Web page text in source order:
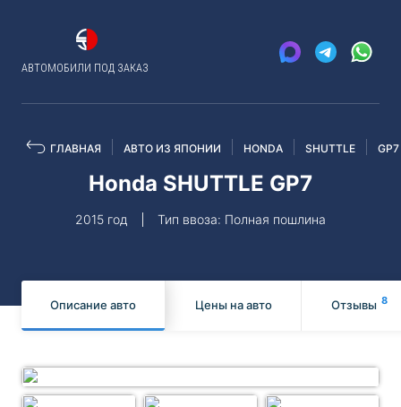
АВТОМОБИЛИ ПОД ЗАКАЗ
ГЛАВНАЯ АВТО ИЗ ЯПОНИИ HONDA SHUTTLE GP7
Honda SHUTTLE GP7
2015 год Тип ввоза: Полная пошлина
Описание авто Цены на авто Отзывы 8